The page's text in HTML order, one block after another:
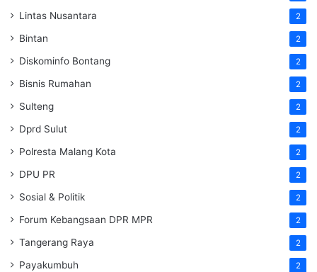
Lintas Nusantara 2
Bintan 2
Diskominfo Bontang 2
Bisnis Rumahan 2
Sulteng 2
Dprd Sulut 2
Polresta Malang Kota 2
DPU PR 2
Sosial & Politik 2
Forum Kebangsaan DPR MPR 2
Tangerang Raya 2
Payakumbuh 2